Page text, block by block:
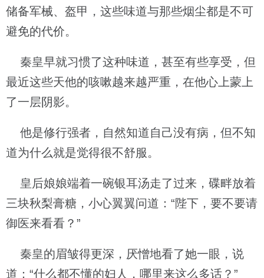
储备军械、盔甲，这些味道与那些烟尘都是不可
避免的代价。
秦皇早就习惯了这种味道，甚至有些享受，但
最近这些天他的咳嗽越来越严重，在他心上蒙上
了一层阴影。
他是修行强者，自然知道自己没有病，但不知
道为什么就是觉得很不舒服。
皇后娘娘端着一碗银耳汤走了过来，碟畔放着
三块秋梨膏糖，小心翼翼问道：“陛下，要不要请
御医来看看？”
秦皇的眉皱得更深，厌憎地看了她一眼，说
道：“什么都不懂的妇人，哪里来这么多话？”